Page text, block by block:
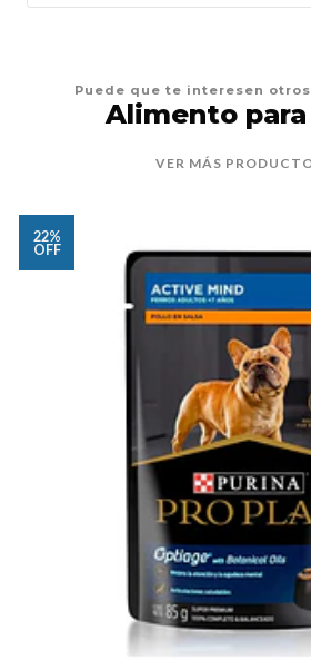
Puede que te interesen
Alimento
VER MÁS
22%
OFF